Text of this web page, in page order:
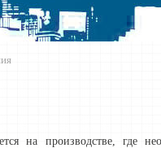
на производстве, где